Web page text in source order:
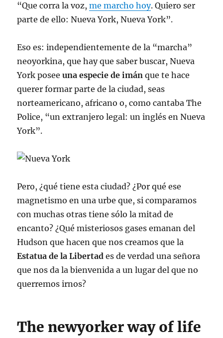
“Que corra la voz,me marcho hoy. Quiero ser
parte de ello: Nueva York, Nueva York”.
Eso es: independientemente de la “marcha”
neoyorkina, que hay que saber buscar, Nueva
York poseeuna especie de imán que te hace
querer formar parte de la ciudad, seas
norteamericano, africano o, como cantaba The
Police, “un extranjero legal: un inglés en Nueva
York”.
Pero, ¿qué tiene esta ciudad? ¿Por qué ese
magnetismo en una urbe que, si comparamos
con muchas otras tiene sólo la mitad de
encanto? ¿Qué misteriosos gases emanan del
Hudson que hacen que nos creamos que la
Estatua de la Libertad es de verdad una señora
que nos da la bienvenida a un lugar del que no
querremos irnos?
The newyorker way of life